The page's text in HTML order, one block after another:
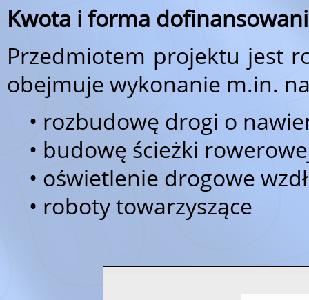
Kwota i forma
Przedmiotem projektu jest
obejmuje wykonanie m.in.
• rozbudowę drogi o
• budowę ścieżki
• oświetlenie drogowe
• roboty towarzyszące